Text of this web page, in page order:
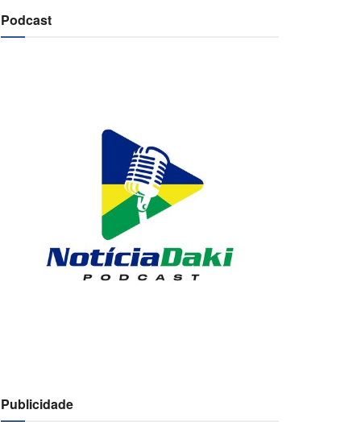
Podcast
Publicidade